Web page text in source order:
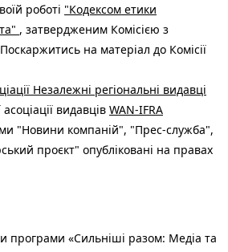
роботі "Кодексом етики
, затвердженим Комісією з
на матеріал до Комісії
Незалежні регіональні видавці
видавців WAN-IFRA
"Новини компаній", "Прес-служба",
проєкт" опубліковані на правах
програми «Сильніші разом: Медіа та